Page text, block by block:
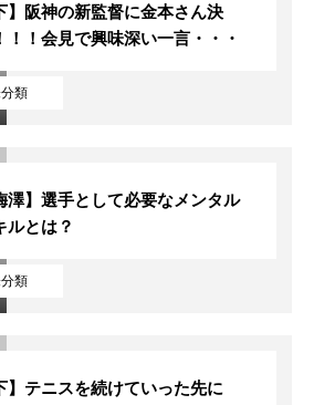
類
】阪神の新監督に金本さん決
！！会見で興味深い一言・・・
類
澤】選手として必要なメンタル
ルとは？
】テニスを続けていった先に